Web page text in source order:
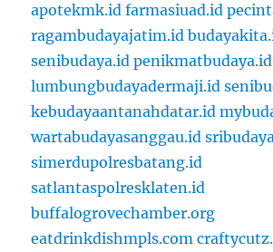
apotekmk.id farmasiuad.id
ragambudayajatim.id
senibudaya.id penikmatbudaya.id
lumbungbudayadermaji.id
kebudayaantanahdatar.id
wartabudayasanggau.id
simerdupolresbatang.id
satlantaspolresklaten.id
buffalogrovechamber.org
eatdrinkdishmpls.com